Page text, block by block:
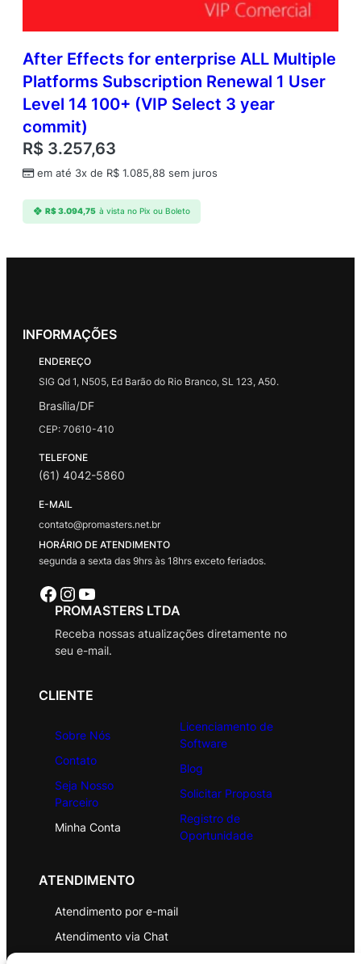
After Effects for enterprise ALL Multiple
Platforms Subscription Renewal 1 User
Level 14 100+ (VIP Select 3 year
commit)
R$ 3.257,63
em até 3x de R$ 1.085,88 sem juros
R$3.094,75 à vista no Pix ou Boleto
INFORMAÇÕES
ENDEREÇO
SIG Qd 1, N505, Ed Barão do Rio Branco, SL 123, A50.
Brasília/DF
CEP: 70610-410
TELEFONE
(61) 4042-5860
E-MAIL
contato@promasters.net.br
HORÁRIO DE ATENDIMENTO
segunda a sexta das 9hrs às 18hrs exceto feriados.
Facebook Instagram Youtube
PROMASTERS LTDA
Receba nossas atualizações diretamente no
seu e-mail.
CLIENTE
Sobre Nós
Contato
Seja Nosso
Parceiro
Minha Conta
Licenciamento de
Software
Blog
Solicitar Proposta
Registro de
Oportunidade
ATENDIMENTO
Atendimento por e-mail
Atendimento via Chat